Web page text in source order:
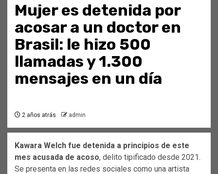
Mujer es detenida por
acosar a un doctor en
Brasil: le hizo 500
llamadas y 1.300
mensajes en un día
2 años atrás admin
Kawara Welch fue detenida a principios de este
mes acusada de acoso, delito tipificado desde 2021.
Se presenta en las redes sociales como una artista